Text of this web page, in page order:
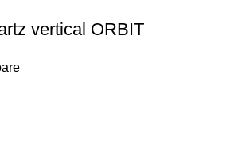
vertical ORBIT